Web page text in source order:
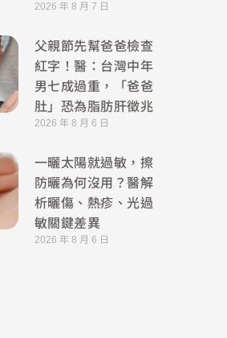
2026 年 8 月 7 日
父親節先幫爸爸檢查
紅字！醫：台灣中年
男七成過重，「爸爸
肚」恐為脂肪肝徵兆
2026 年 8 月 6 日
一曬太陽就過敏，擦
防曬為何沒用？醫解
析曬傷、熱疹、光過
敏關鍵差異
2026 年 8 月 6 日